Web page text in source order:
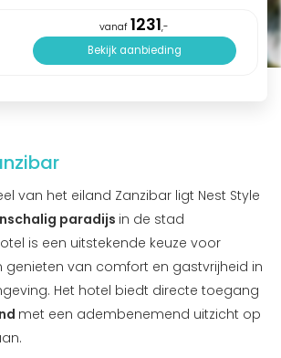
vanaf 1231,-
Bekijk aanbieding
van het eiland Zanzibar ligt Nest Style
paradijs in de stad
is een uitstekende keuze voor
genieten van comfort en gastvrijheid in
Het hotel biedt directe toegang
met een adembenemend uitzicht op